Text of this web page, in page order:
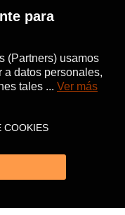
para
(Partners) usamos
a datos personales,
tales ... Ver más